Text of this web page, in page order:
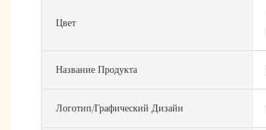
Цвет
Название Продукта
Логотип/графический Дизайн